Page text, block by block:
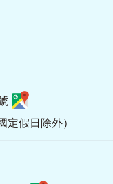
定假日除外）